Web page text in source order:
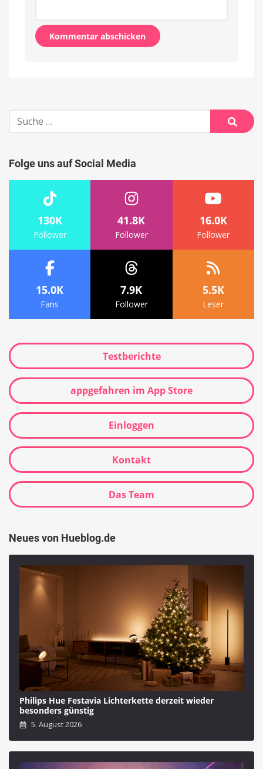
Suche
nach:
Suche
Folge uns auf Social Media
130K
Follower
41.8K
Follower
16.0K
Follower
15.0K
Fans
7.9K
Follower
5.5K
Leser
Testberichte
appgefahren im App Store
Einloggen
Kontakt
Das Team
Neues von Hueblog.de
Philips Hue Festavia Lichterkette derzeit wieder
besonders günstig
5. August 2026